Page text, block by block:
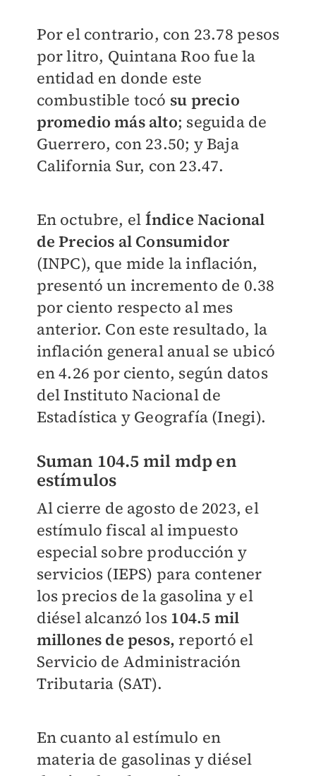
Por el contrario, con 23.78 pesos
por litro, Quintana Roo fue la
entidad en donde este
combustible tocó su precio
promedio más alto; seguida de
Guerrero, con 23.50; y Baja
California Sur, con 23.47.
En octubre, el Índice Nacional
de Precios al Consumidor
(INPC), que mide la inflación,
presentó un incremento de 0.38
por ciento respecto al mes
anterior. Con este resultado, la
inflación general anual se ubicó
en 4.26 por ciento, según datos
del Instituto Nacional de
Estadística y Geografía (Inegi).
Suman 104.5 mil mdp en
estímulos
Al cierre de agosto de 2023, el
estímulo fiscal al impuesto
especial sobre producción y
servicios (IEPS) para contener
los precios de la gasolina y el
diésel alcanzó los 104.5 mil
millones de pesos, reportó el
Servicio de Administración
Tributaria (SAT).
En cuanto al estímulo en
materia de gasolinas y diésel